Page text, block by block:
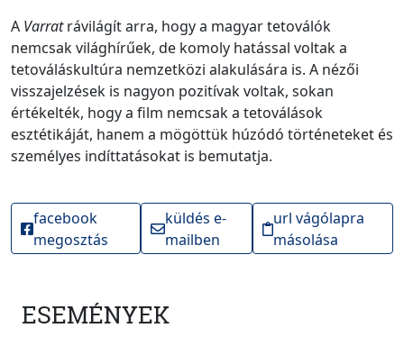
A Varratrávilágít arra, hogy a magyar tetoválók
nemcsak világhírűek, de komoly hatással voltak a
tetováláskultúra nemzetközi alakulására is. A nézői
visszajelzések is nagyon pozitívak voltak, sokan
értékelték, hogy a film nemcsak a tetoválások
esztétikáját, hanem a mögöttük húzódó történeteket és
személyes indíttatásokat is bemutatja.
facebook
megosztás
küldés e-
mailben
url vágólapra
másolása
ESEMÉNYEK